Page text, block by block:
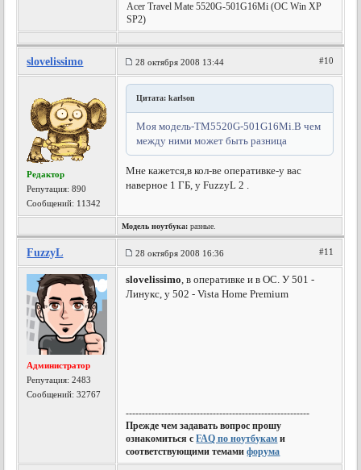
Acer Travel Mate 5520G-501G16Mi (OC Win XP
SP2)
slovelissimo 28 октября 2008 13:44 #10
Редактор
Репутация:890
Сообщений: 11342
Цитата: karlson
Моя модель-ТМ5520G-501G16Mi.В чем
между ними может быть разница
Мне кажется,в кол-ве оперативке-у вас
наверное 1 ГБ, у FuzzyL 2 .
Модель ноутбука: разные.
FuzzyL 28 октября 2008 16:36 #11
Администратор
Репутация:2483
Сообщений: 32767
slovelissimo, в оперативке и в ОС. У 501 -
Линукс, у 502 - Vista Home Premium
---------------------------------------------------------
Прежде чем задавать вопрос прошу
ознакомиться сFAQ по ноутбукам и
соответствующими темамифорума